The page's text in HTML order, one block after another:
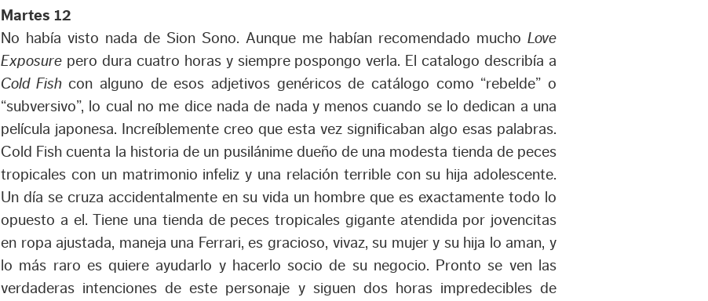
Martes 12
No había visto nada de Sion Sono. Aunque me habían recomendado mucho Love
Exposure pero dura cuatro horas y siempre pospongo verla. El catalogo describía a
Cold Fishcon alguno de esos adjetivos genéricos de catálogo como “rebelde” o
“subversivo”, lo cual no me dice nada de nada y menos cuando se lo dedican a una
película japonesa. Increíblemente creo que esta vez significaban algo esas palabras.
Cold Fish cuenta la historia de un pusilánime dueño de una modesta tienda de peces
tropicales con un matrimonio infeliz y una relación terrible con su hija adolescente.
Un día se cruza accidentalmente en su vida un hombre que es exactamente todo lo
opuesto a el. Tiene una tienda de peces tropicales gigante atendida por jovencitas
en ropa ajustada, maneja una Ferrari, es gracioso, vivaz, su mujer y su hija lo aman, y
lo más raro es quiere ayudarlo y hacerlo socio de su negocio. Pronto se ven las
verdaderas intenciones de este personaje y siguen dos horas impredecibles de